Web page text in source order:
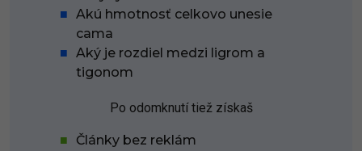
Akú hmotnosť celkovo unesie
cama
Aký je rozdiel medzi ligrom a
tigonom
Po odomknutí tiež získaš
Články bez reklám